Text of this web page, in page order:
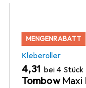
MENGENRABATT
Kleberoller
EUR
4,31 bei 4 Stück
Tombow Maxi